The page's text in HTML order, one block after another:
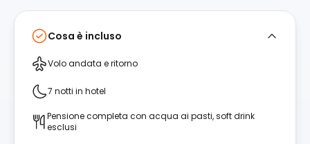
Cosa è incluso
Volo andata e ritorno
7 notti in hotel
Pensione completa con acqua ai pasti, soft drink
esclusi